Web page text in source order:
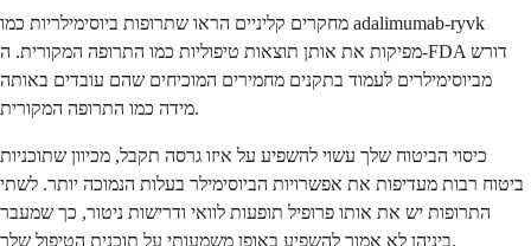
מחקרים קליניים הראו שתרופות ביוסימילריות כמו adalimumab-ryvk
מפיקות את אותן תוצאות טיפוליות כמו התרופה המקורית. ה-FDA דורש
מביוסימילרים לעמוד בתקנים מחמירים המוכיחים שהם עובדים באותה
מידה כמו התרופה המקורית.
כיסוי הביטוח שלך עשוי להשפיע על איזו גרסה תקבל, מכיוון שתוכניות
ביטוח רבות מעדיפות את אפשרויות הביוסימילר בעלות הנמוכה יותר. לשתי
התרופות יש את אותו פרופיל תופעות לוואי ודרישות ניטור, כך שמעבר
ביניהן לא אמור להשפיע באופן משמעותי על תוכנית הטיפול שלך.